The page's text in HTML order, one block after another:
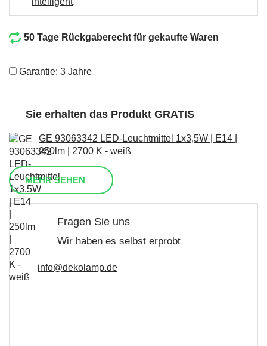
50 Tage Rückgaberecht für gekaufte Waren
Garantie: 3 Jahre
Sie erhalten das Produkt GRATIS
GE 93063342 LED-Leuchtmittel 1x3,5W | E14 |
250lm | 2700 K - weiß
MEHR SEHEN
Fragen Sie uns
Wir haben es selbst erprobt
info@dekolamp.de